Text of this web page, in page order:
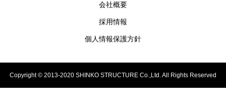
会社概要
採用情報
個人情報保護方針
Copyright © 2013-2020 SHINKO STRUCTURE Co.,Ltd. All Rights Reserved